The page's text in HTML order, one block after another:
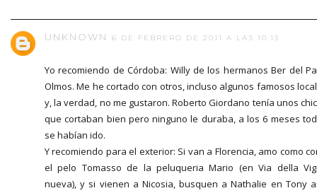
UNKNOWN 6 DE FEBRERO DE 2011 A LAS 10:13
Yo recomiendo de Córdoba: Willy de los hermanos Ber del
Olmos. Me he cortado con otros, incluso algunos famosos
y, la verdad, no me gustaron. Roberto Giordano tenía unos
que cortaban bien pero ninguno le duraba, a los 6 meses
se habían ido.
Y recomiendo para el exterior: Si van a Florencia, amo como
el pelo Tomasso de la peluqueria Mario (en Via della
nueva), y si vienen a Nicosia, busquen a Nathalie en Tony